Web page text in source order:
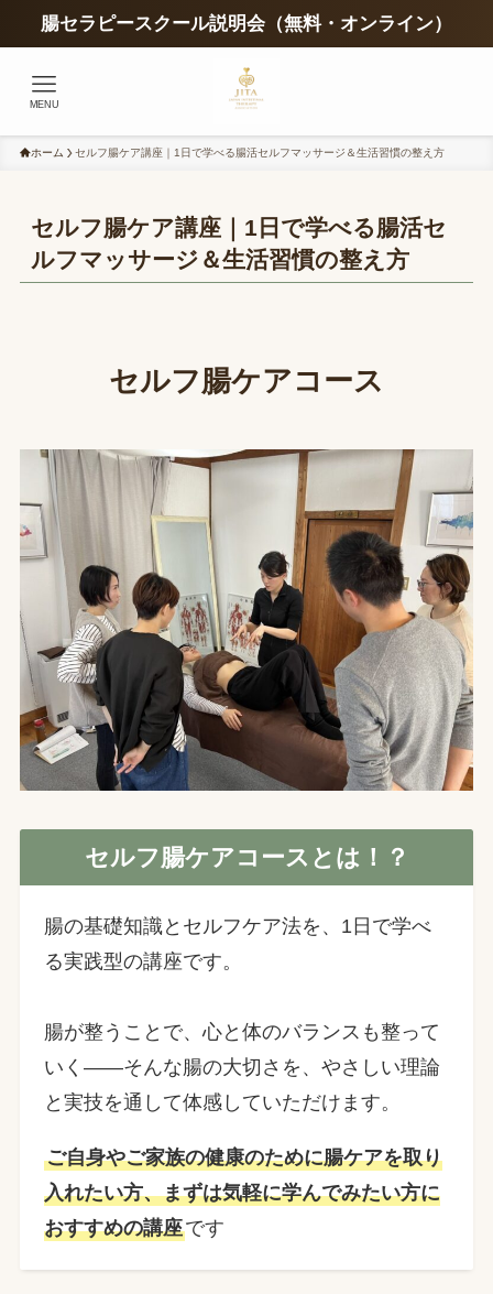
腸セラピースクール説明会（無料・オンライン）
MENU
ホーム セルフ腸ケア講座｜1日で学べる腸活セルフマッサージ＆生活習慣の整え方
セルフ腸ケア講座｜1日で学べる腸活セ
ルフマッサージ＆生活習慣の整え方
セルフ腸ケアコース
セルフ腸ケアコース とは！？
腸の基礎知識とセルフケア法を、1日で学べ
る実践型の講座です。
腸が整うことで、心と体のバランスも整って
いく――そんな腸の大切さを、やさしい理論
と実技を通して体感していただけます。
ご自身やご家族の健康のために腸ケアを取り
入れたい方、まずは気軽に学んでみたい方に
おすすめの講座です